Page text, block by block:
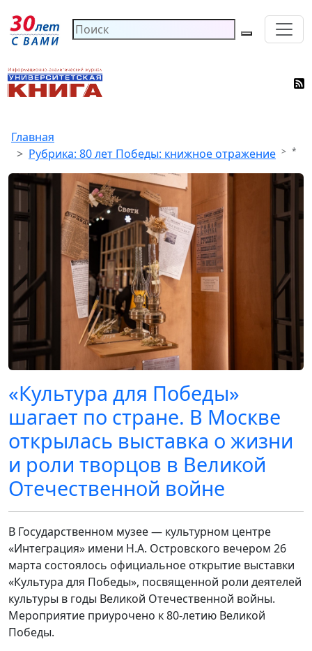
Главная
Рубрика: 80 лет Победы: книжное отражение
*
«Культура для Победы»
шагает по стране. В Москве
открылась выставка о жизни
и роли творцов в Великой
Отечественной войне
В Государственном музее — культурном центре
«Интеграция» имени Н.А. Островского вечером 26
марта состоялось официальное открытие выставки
«Культура для Победы», посвященной роли деятелей
культуры в годы Великой Отечественной войны.
Мероприятие приурочено к 80-летию Великой
Победы.